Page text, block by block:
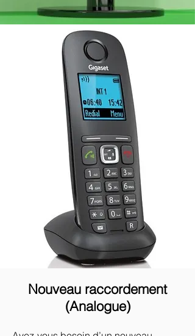
Nouveau raccordement
(Analogue)